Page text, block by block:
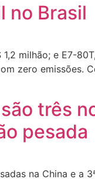
no Brasil
milhão; e E7-
zero emissões.
três
pesada
na China e a